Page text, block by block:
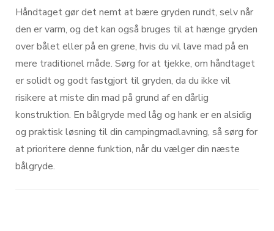
Håndtaget gør det nemt at bære gryden rundt, selv når
den er varm, og det kan også bruges til at hænge gryden
over bålet eller på en grene, hvis du vil lave mad på en
mere traditionel måde. Sørg for at tjekke, om håndtaget
er solidt og godt fastgjort til gryden, da du ikke vil
risikere at miste din mad på grund af en dårlig
konstruktion. En bålgryde med låg og hank er en alsidig
og praktisk løsning til din campingmadlavning, så sørg for
at prioritere denne funktion, når du vælger din næste
bålgryde.